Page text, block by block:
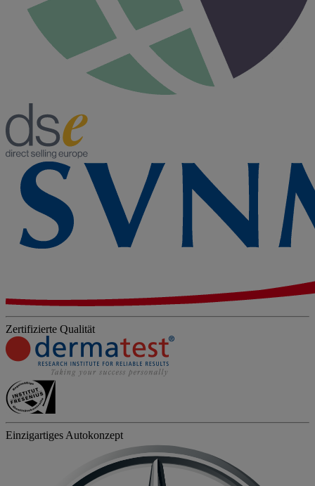
Zertifizierte Qualität
Einzigartiges Autokonzept